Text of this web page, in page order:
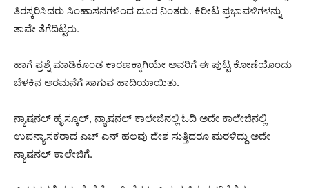
ತಿರಸ್ಕರಿಸಿದರು ಸಿಂಹಾಸನಗಳಿಂದ ದೂರ ನಿಂತರು. ಕಿರೀಟ ಪ್ರಭಾವಳಿಗಳನ್ನು
ತಾವೇ ತೆಗೆದಿಟ್ಟರು.
ಹಾಗೆ ಪ್ರಶ್ನೆ ಮಾಡಿಕೊಂಡ ಕಾರಣಕ್ಕಾಗಿಯೇ ಅವರಿಗೆ ಈ ಪುಟ್ಟ ಕೋಣೆಯೊಂದು
ಬೆಳಕಿನ ಅರಮನೆಗೆ ಸಾಗುವ ಹಾದಿಯಾಯಿತು.
ನ್ಯಾಷನಲ್ ಹೈಸ್ಕೂಲ್, ನ್ಯಾಷನಲ್ ಕಾಲೇಜಿನಲ್ಲಿ ಓದಿ ಅದೇ ಕಾಲೇಜಿನಲ್ಲಿ
ಉಪನ್ಯಾಸಕರಾದ ಎಚ್ ಎನ್ ಹಲವು ದೇಶ ಸುತ್ತಿದರೂ ಮರಳಿದ್ದು ಅದೇ
ನ್ಯಾಷನಲ್ ಕಾಲೇಜಿಗೆ.